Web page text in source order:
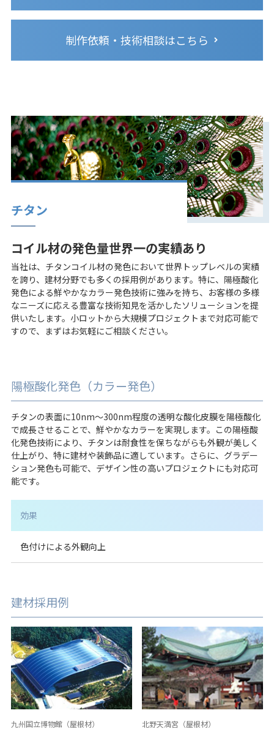
制作依頼・技術相談はこちら
チタン
コイル材の発色量世界一の実績あり
当社は、チタンコイル材の発色において世界トップレベルの実績
を誇り、建材分野でも多くの採用例があります。特に、陽極酸化
発色による鮮やかなカラー発色技術に強みを持ち、お客様の多様
なニーズに応える豊富な技術知見を活かしたソリューションを提
供いたします。小ロットから大規模プロジェクトまで対応可能で
すので、まずはお気軽にご相談ください。
陽極酸化発色（カラー発色）
チタンの表面に10nm～300nm程度の透明な酸化皮膜を陽極酸化
で成長させることで、鮮やかなカラーを実現します。この陽極酸
化発色技術により、チタンは耐食性を保ちながらも外観が美しく
仕上がり、特に建材や装飾品に適しています。さらに、グラデー
ション発色も可能で、デザイン性の高いプロジェクトにも対応可
能です。
効果
色付けによる外観向上
建材採用例
九州国立博物館（屋根材） 北野天満宮（屋根材）